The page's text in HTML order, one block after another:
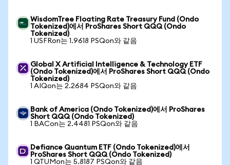
WisdomTree Floating Rate Treasury Fund (Ondo
Tokenized)에서 ProShares Short QQQ (Ondo
Tokenized)
1 USFRon는 1.9618 PSQon와 같음
Global X Artificial Intelligence & Technology ETF
(Ondo Tokenized)에서 ProShares Short QQQ (Ondo
Tokenized)
1 AIQon는 2.2684 PSQon와 같음
Bank of America (Ondo Tokenized)에서 ProShares
Short QQQ (Ondo Tokenized)
1 BACon는 2.4481 PSQon와 같음
Defiance Quantum ETF (Ondo Tokenized)에서
ProShares Short QQQ (Ondo Tokenized)
1 QTUMon는 5.8187 PSQon와 같음